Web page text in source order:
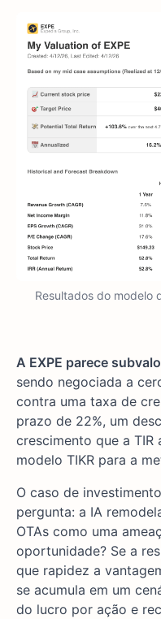
Resultados do modelo
A EXPE parece
sendo negociada a
contra uma taxa de
prazo de 22%, um
crescimento que a TIR
modelo TIKR para a
O caso de
pergunta: a IA
OTAs como uma
oportunidade? Se a
que rapidez a
se acumula em um
do lucro por ação e